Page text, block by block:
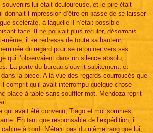
souvenirs lui était douloureuse, et le pire était
donnait l’impression d’être en passe de se laisser
scélérate, à laquelle il n’était possible
face. Il ne pouvait plus reculer, désormais.
même, il se redressa de toute sa hauteur,
du regard pour se retourner vers ses
qui l’observaient dans un silence absolu,
La porte du bureau s’ouvrit subitement, et
la pièce. A la vue des regards courroucés que
comprit qu’il avait interrompu quelque chose
place à table sans souffler mot. Mendoza reprit
qui avait été convenu, Tiago et moi sommes
En tant que responsable de l’expédition, il
à bord. N’étant pas du même rang que lui,